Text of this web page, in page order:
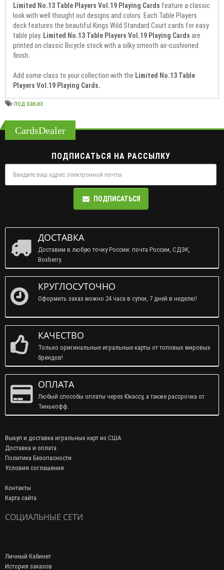
Limited No.13 Table Players Vol.19 Playing Cards feature a classic
look with well thought out designs and colors. Each Table Players
deck features the beautiful Kings Wild Standard Court cards for easy
table play. Limited No.13 Table Players Vol.19 Playing Cards are
printed on classic Bicycle stock with a silky smooth air-cushioned
finish.
Add some class to your collection with the Limited No.13 Table
Players Vol.19 Playing Cards.
под заказ
CardsDealer
ПОДПИСАТЬСЯ НА РАССЫЛКУ
ПОДПИСАТЬСЯ
ДОСТАВКА
Доставим в любую точку России: почта России, СДЭК,
Boxberry.
КРУГЛОСУТОЧНО
Оформить заказ можно 24 часа в сутки, 7 дней в неделю!
КАЧЕСТВО
Только оригинальные игральные карты от топовых мировых
брендов!
ОПЛАТА
Любый способы оплаты через Юкассу, а также рассрочка от
Тинькофф.
Выкуп и доставка игральных карт из США
Доставка и оплата
Политика Безопасности
Условия соглашения
Контакты
Карта сайта
СОЦИАЛЬНЫЕ СЕТИ
Личный Кабинет
История заказов